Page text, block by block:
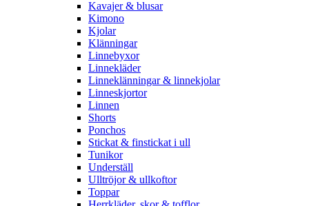
Kavajer & blusar
Kimono
Kjolar
Klänningar
Linnebyxor
Linnekläder
Linneklänningar & linnekjolar
Linneskjortor
Linnen
Shorts
Ponchos
Stickat & finstickat i ull
Tunikor
Underställ
Ulltröjor & ullkoftor
Toppar